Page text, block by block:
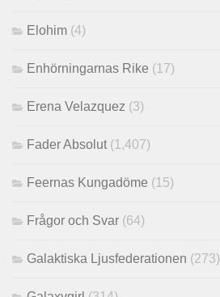
Elohim (4)
Enhörningarnas Rike (17)
Erena Velazquez (3)
Fader Absolut (1,407)
Feernas Kungadöme (15)
Frågor och Svar (64)
Galaktiska Ljusfederationen (273)